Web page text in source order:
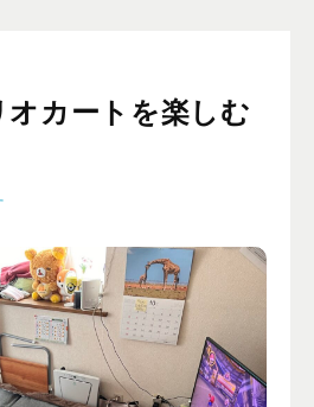
イバシーポリシー
ュース
ベント
オカートを楽しむ